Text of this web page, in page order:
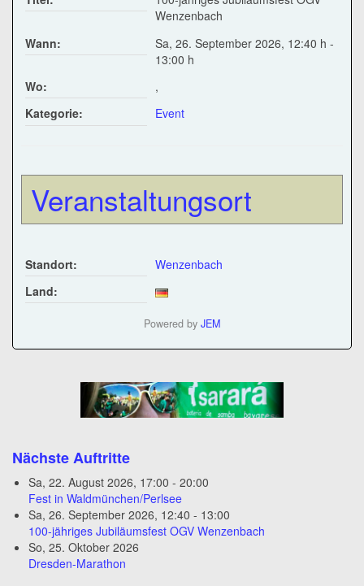
Wenzenbach
Wann:
Sa, 26. September 2026, 12:40 h -
13:00 h
Wo:
,
Kategorie:
Event
Veranstaltungsort
Standort:
Wenzenbach
Land:
Powered by JEM
Nächste Auftritte
Sa, 22. August 2026, 17:00 - 20:00
Fest in Waldmünchen/Perlsee
Sa, 26. September 2026, 12:40 - 13:00
100-jähriges Jubiläumsfest OGV Wenzenbach
So, 25. Oktober 2026
Dresden-Marathon